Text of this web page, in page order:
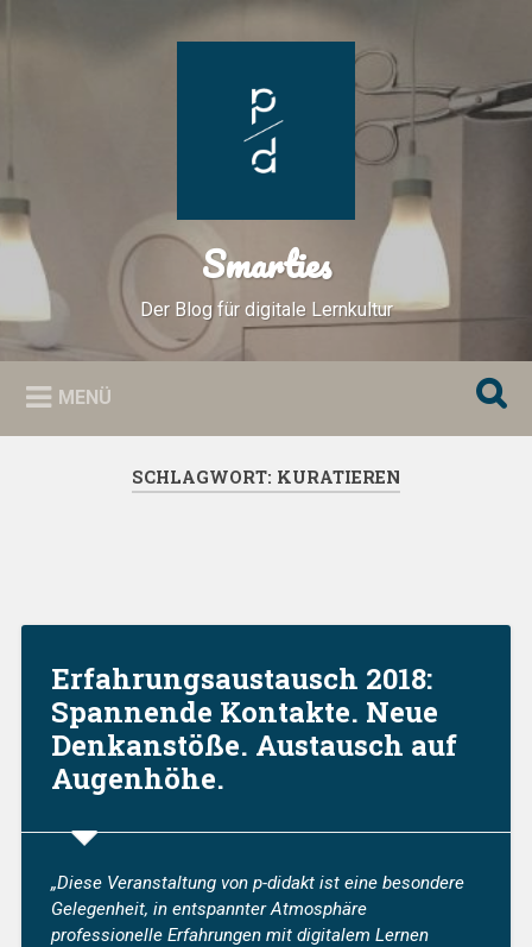
Smarties
Der Blog für digitale Lernkultur
MENÜ
SCHLAGWORT: KURATIEREN
Erfahrungsaustausch 2018:
Spannende Kontakte. Neue
Denkanstöße. Austausch auf
Augenhöhe.
„Diese Veranstaltung von p-didakt ist eine besondere
Gelegenheit, in entspannter Atmosphäre
professionelle Erfahrungen mit digitalem Lernen